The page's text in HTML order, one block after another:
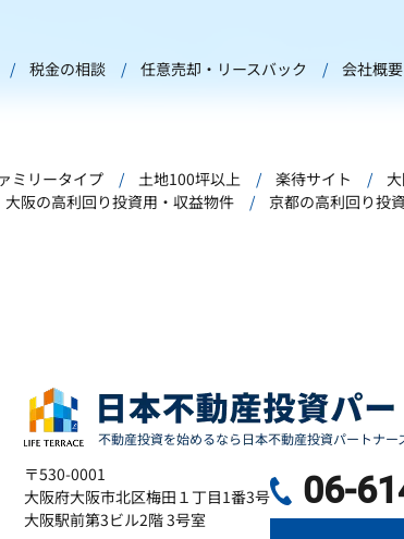
税金の相談 任意売却・リースバック 会社概要
ミリータイプ 土地100坪以上 楽待サイト
大阪の高利回り投資用・収益物件 京都の高利回り投
〒530-0001
大阪府大阪市北区梅田１丁目1番3号
大阪駅前第3ビル2階 3号室
06-